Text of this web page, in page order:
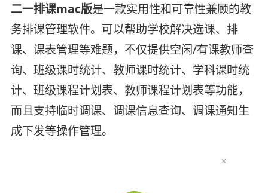
二一排课mac版是一款实用性和可靠性兼顾的教
务排课管理软件。可以帮助学校解决选课、排
课、课表管理等难题，不仅提供空闲/有课教师查
询、班级课时统计、教师课时统计、学科课时统
计、班级课程计划表、教师课程计划表等功能，
而且支持临时调课、调课信息查询、调课通知生
成下发等操作管理。